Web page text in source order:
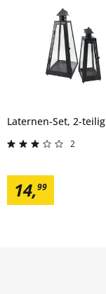
Laternen-Set, 2-teilig
2
14,99